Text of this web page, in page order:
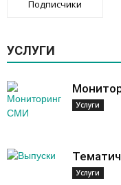
Подписчики
УСЛУГИ
Услуги
Услуги